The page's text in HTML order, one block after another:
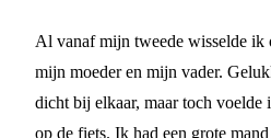
Al vanaf mijn tweede wisselde ik
mijn moeder en mijn vader.
dicht bij elkaar, maar toch voelde
op de fiets. Ik had een grote